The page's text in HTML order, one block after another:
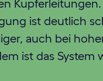
Kupferleitungen.
ist deutlich
auch bei
ist das System